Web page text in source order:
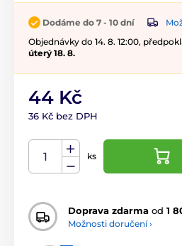
Dodáme do 7 - 10 dní
Objednávky do 14. 8. 12:00,
úterý 18. 8.
44 Kč
36 Kč bez DPH
ks
Doprava zdarma od 1
Možnosti doručení ›